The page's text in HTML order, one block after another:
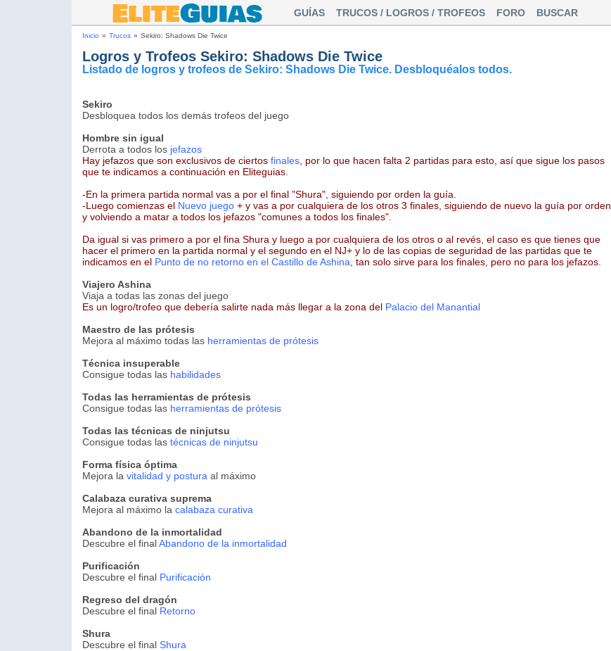
GUÍAS TRUCOS / LOGROS / TROFEOS FORO BUSCAR
Inicio » Trucos » Sekiro: Shadows Die Twice
Logros y Trofeos Sekiro: Shadows Die Twice
Listado de logros y trofeos de Sekiro: Shadows Die Twice. Desbloquéalos todos.
Sekiro
Desbloquea todos los demás trofeos del juego
Hombre sin igual
Derrota a todos los jefazos
Hay jefazos que son exclusivos de ciertos finales , por lo que hacen falta 2 partidas para esto, así que sigue los pasos
que te indicamos a continuación en Eliteguias.
-En la primera partida normal vas a por el final "Shura", siguiendo por orden la guía.
-Luego comienzas el Nuevo juego + y vas a por cualquiera de los otros 3 finales, siguiendo de nuevo la guía por orden
y volviendo a matar a todos los jefazos "comunes a todos los finales".
Da igual si vas primero a por el fina Shura y luego a por cualquiera de los otros o al revés, el caso es que tienes que
hacer el primero en la partida normal y el segundo en el NJ+ y lo de las copias de seguridad de las partidas que te
indicamos en el Punto de no retorno en el Castillo de Ashina , tan solo sirve para los finales, pero no para los jefazos.
Viajero Ashina
Viaja a todas las zonas del juego
Es un logro/trofeo que debería salirte nada más llegar a la zona del Palacio del Manantial
Maestro de las prótesis
Mejora al máximo todas las herramientas de prótesis
Técnica insuperable
Consigue todas las habilidades
Todas las herramientas de prótesis
Consigue todas las herramientas de prótesis
Todas las técnicas de ninjutsu
Consigue todas las técnicas de ninjutsu
Forma física óptima
Mejora la vitalidad y postura al máximo
Calabaza curativa suprema
Mejora al máximo la calabaza curativa
Abandono de la inmortalidad
Descubre el finalAbandono de la inmortalidad
Purificación
Descubre el final Purificación
Regreso del dragón
Descubre el final Retorno
Shura
Descubre el final Shura